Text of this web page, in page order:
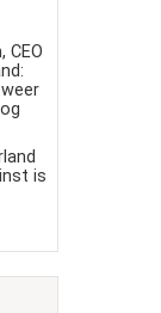
CEO
is